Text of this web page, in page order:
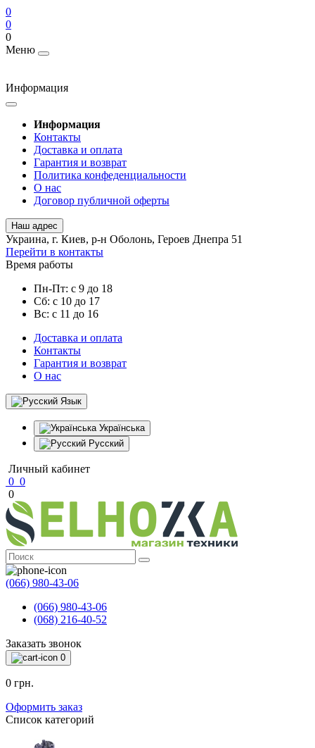
0
0
0
Меню
Информация
Информация
Контакты
Доставка и оплата
Гарантия и возврат
Политика конфеденциальности
О нас
Договор публичной оферты
Наш адрес
Украина, г. Киев, р-н Оболонь, Героев Днепра 51
Перейти в контакты
Время работы
Пн-Пт: с 9 до 18
Сб: с 10 до 17
Вс: с 11 до 16
Доставка и оплата
Контакты
Гарантия и возврат
О нас
Язык
Українська
Русский
Личный кабинет
0 0
0
(066) 980-43-06
(066) 980-43-06
(068) 216-40-52
Заказать звонок
0
0 грн.
Оформить заказ
Список категорий